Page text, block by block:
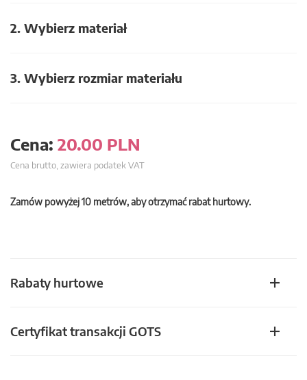
2. Wybierz materiał
3. Wybierz rozmiar materiału
Cena: 20.00 PLN
Cena brutto, zawiera podatek VAT
Zamów powyżej 10 metrów, aby otrzymać rabat hurtowy.
Rabaty hurtowe
Certyfikat transakcji GOTS